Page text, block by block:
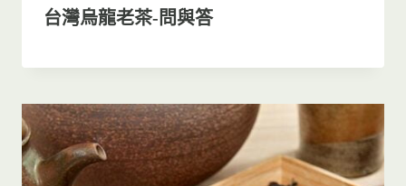
台灣烏龍老茶-問與答